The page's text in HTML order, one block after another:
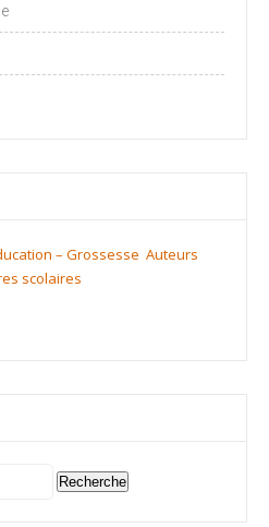
– Grossesse Auteurs
scolaires
Recherche